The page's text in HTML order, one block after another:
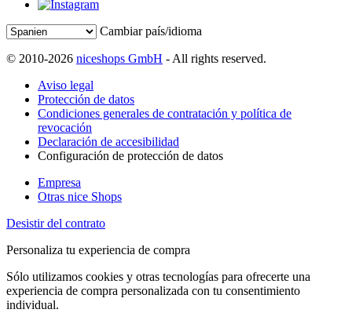
Cambiar país/idioma
© 2010-2026 niceshops GmbH - All rights reserved.
Aviso legal
Protección de datos
Condiciones generales de contratación y política de
revocación
Declaración de accesibilidad
Configuración de protección de datos
Empresa
Otras nice Shops
Desistir del contrato
Personaliza tu experiencia de compra
Sólo utilizamos cookies y otras tecnologías para ofrecerte una
experiencia de compra personalizada con tu consentimiento
individual.